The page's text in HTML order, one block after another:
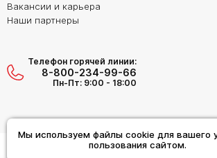
Мы используем файлы cookie для вашего
пользования сайтом.
Вакансии и карьера
Наши партнеры
Телефон горячей линии:
8-800-234-99-66
Пн-Пт: 9:00 - 18:00